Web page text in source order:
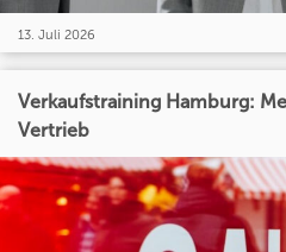
13. Juli 2026
Verkaufstraining Hamburg:
Vertrieb